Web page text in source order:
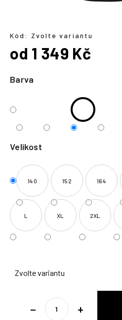
Barva
Velikost
140 152 164
L XL 2XL
Zvolte variantu
+
−
Kód: Zvolte variantu
od 1 349 Kč
cena:
í
t
?
HLEDAT